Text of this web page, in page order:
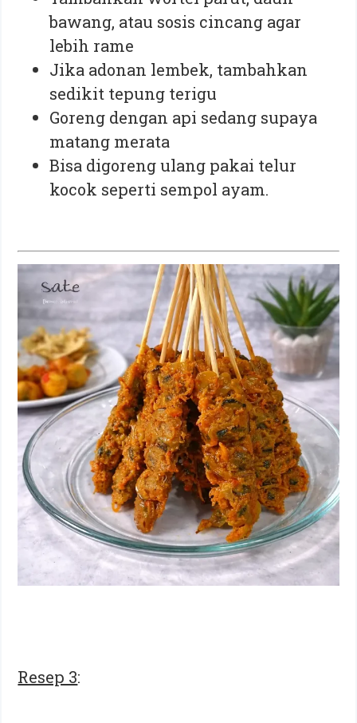
bawang, atau sosis cincang agar
lebih rame
Jika adonan lembek, tambahkan
sedikit tepung terigu
Goreng dengan api sedang supaya
matang merata
Bisa digoreng ulang pakai telur
kocok seperti sempol ayam.
Resep 3: